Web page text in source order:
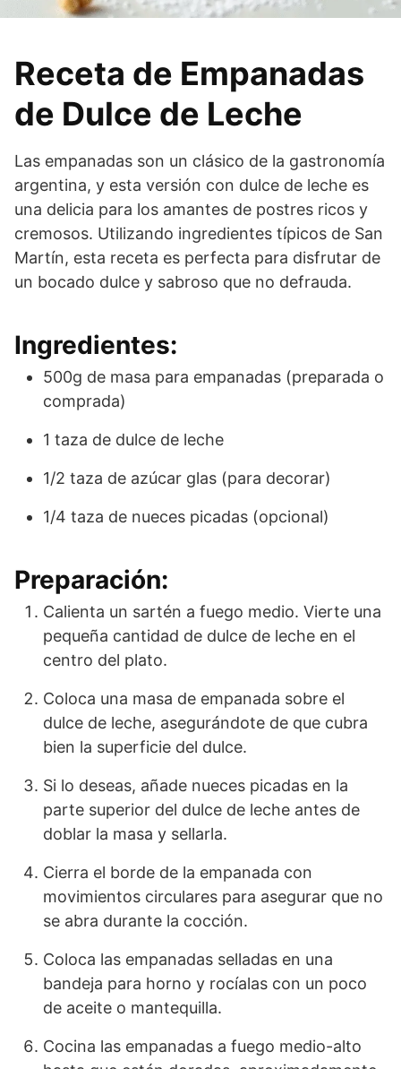
Receta de Empanadas
de Dulce de Leche
Las empanadas son un clásico de la gastronomía
argentina, y esta versión con dulce de leche es
una delicia para los amantes de postres ricos y
cremosos. Utilizando ingredientes típicos de San
Martín, esta receta es perfecta para disfrutar de
un bocado dulce y sabroso que no defrauda.
Ingredientes:
500g de masa para empanadas (preparada o
comprada)
1 taza de dulce de leche
1/2 taza de azúcar glas (para decorar)
1/4 taza de nueces picadas (opcional)
Preparación:
Calienta un sartén a fuego medio. Vierte una
pequeña cantidad de dulce de leche en el
centro del plato.
Coloca una masa de empanada sobre el
dulce de leche, asegurándote de que cubra
bien la superficie del dulce.
Si lo deseas, añade nueces picadas en la
parte superior del dulce de leche antes de
doblar la masa y sellarla.
Cierra el borde de la empanada con
movimientos circulares para asegurar que no
se abra durante la cocción.
Coloca las empanadas selladas en una
bandeja para horno y rocíalas con un poco
de aceite o mantequilla.
Cocina las empanadas a fuego medio-alto